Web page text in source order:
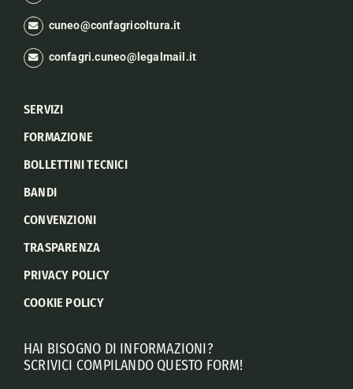
cuneo@confagricoltura.it
confagri.cuneo@legalmail.it
SERVIZI
FORMAZIONE
BOLLETTINI TECNICI
BANDI
CONVENZIONI
TRASPARENZA
PRIVACY POLICY
COOKIE POLICY
HAI BISOGNO DI INFORMAZIONI?
SCRIVICI COMPILANDO QUESTO FORM!